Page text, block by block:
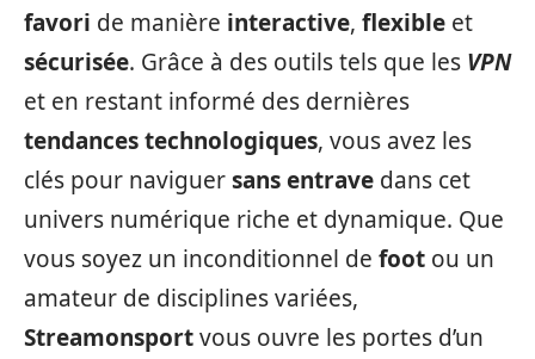
favori de manière interactive, flexible et
sécurisée. Grâce à des outils tels que les VPN
et en restant informé des dernières
tendances technologiques, vous avez les
clés pour naviguersans entrave dans cet
univers numérique riche et dynamique. Que
vous soyez un inconditionnel de foot ou un
amateur de disciplines variées,
Streamonsportvous ouvre les portes d’un